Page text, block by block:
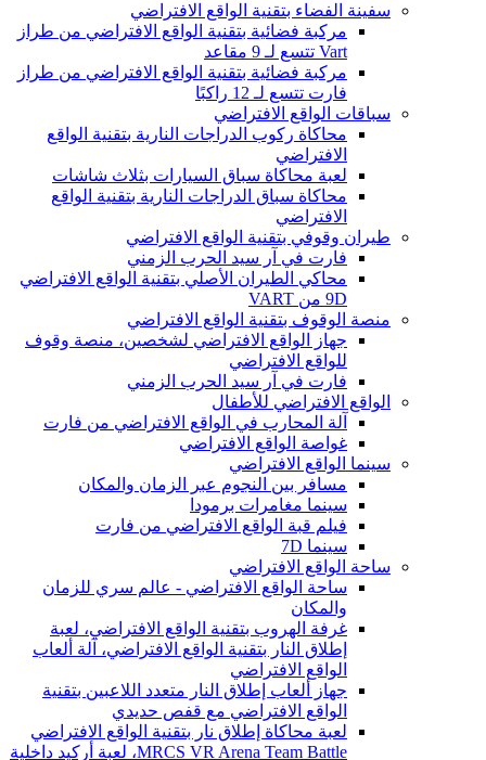
سفينة الفضاء بتقنية الواقع الافتراضي
مركبة فضائية بتقنية الواقع الافتراضي من طراز
Vart تتسع لـ 9 مقاعد
مركبة فضائية بتقنية الواقع الافتراضي من طراز
فارت تتسع لـ 12 راكبًا
سباقات الواقع الافتراضي
محاكاة ركوب الدراجات النارية بتقنية الواقع
الافتراضي
لعبة محاكاة سباق السيارات بثلاث شاشات
محاكاة سباق الدراجات النارية بتقنية الواقع
الافتراضي
طيران وقوفي بتقنية الواقع الافتراضي
فارت في آر سيد الحرب الزمني
محاكي الطيران الأصلي بتقنية الواقع الافتراضي
9D من VART
منصة الوقوف بتقنية الواقع الافتراضي
جهاز الواقع الافتراضي لشخصين، منصة وقوف
للواقع الافتراضي
فارت في آر سيد الحرب الزمني
الواقع الافتراضي للأطفال
آلة المحارب في الواقع الافتراضي من فارت
غواصة الواقع الافتراضي
سينما الواقع الافتراضي
مسافر بين النجوم عبر الزمان والمكان
سينما مغامرات برمودا
فيلم قبة الواقع الافتراضي من فارت
سينما 7D
ساحة الواقع الافتراضي
ساحة الواقع الافتراضي - عالم سري للزمان
والمكان
غرفة الهروب بتقنية الواقع الافتراضي، لعبة
إطلاق النار بتقنية الواقع الافتراضي، آلة ألعاب
الواقع الافتراضي
جهاز ألعاب إطلاق النار متعدد اللاعبين بتقنية
الواقع الافتراضي مع قفص حديدي
لعبة محاكاة إطلاق نار بتقنية الواقع الافتراضي
MRCS VR Arena Team Battle، لعبة أركيد داخلية